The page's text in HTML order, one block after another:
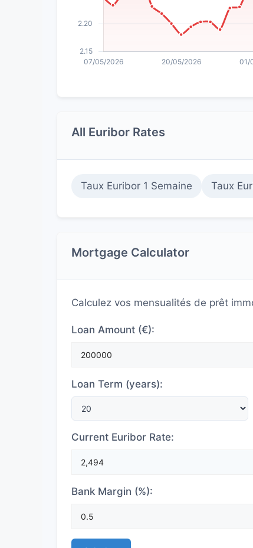
All Euribor Rates
Taux Euribor 1 Semaine Taux
Mortgage Calculator
Calculez vos mensualités de prêt
Loan Amount (€):
Loan Term (years):
Current Euribor Rate:
Bank Margin (%):